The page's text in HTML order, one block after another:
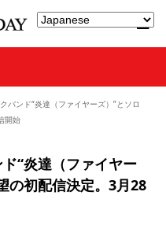
バンド“炎達（ファイヤーズ）”とソロ
開始
“炎達（ファイヤー
の初配信決定。3月28